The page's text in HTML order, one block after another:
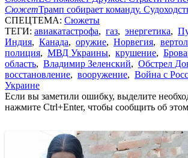
СюжетТрамп собирает команду.
СПЕЦТЕМА: Сюжеты
ТЕГИ: авиакатастрофа, газ, энергетика,
Индия, Канада, оружие, Норвегия,
полиция, МВД Украины, крушение,
область, Владимир Зеленский, Обстрел
восстановление, вооружение, Война с
Украине
Если вы заметили ошибку, выделите
нажмите Ctrl+Enter, чтобы сообщить об